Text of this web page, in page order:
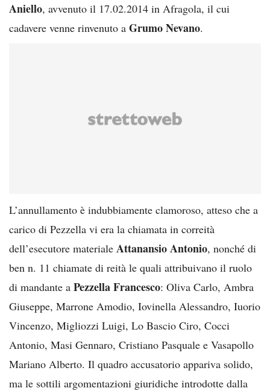
Aniello, avvenuto il 17.02.2014 in Afragola, il cui
cadavere venne rinvenuto a Grumo Nevano.
L’annullamento è indubbiamente clamoroso, atteso che a
carico di Pezzella vi era la chiamata in correità
dell’esecutore materiale Attanansio Antonio, nonché di
ben n. 11 chiamate di reità le quali attribuivano il ruolo
di mandante a Pezzella Francesco: Oliva Carlo, Ambra
Giuseppe, Marrone Amodio, Iovinella Alessandro, Iuorio
Vincenzo, Migliozzi Luigi, Lo Bascio Ciro, Cocci
Antonio, Masi Gennaro, Cristiano Pasquale e Vasapollo
Mariano Alberto. Il quadro accusatorio appariva solido,
ma le sottili argomentazioni giuridiche introdotte dalla